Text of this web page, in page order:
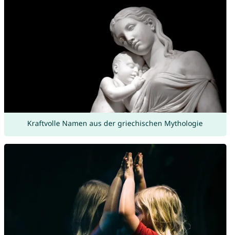
Kraftvolle Namen aus der griechischen Mythologie